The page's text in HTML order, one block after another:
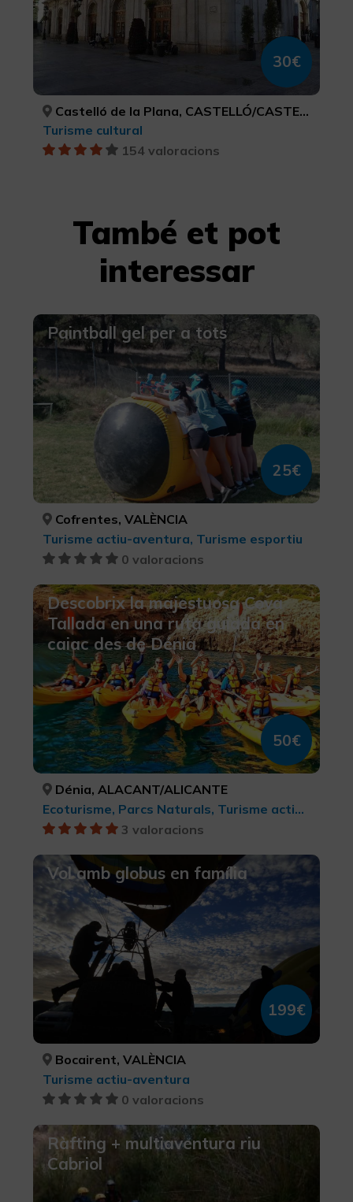
30€
Castelló de la Plana, CASTELLÓ/CASTELLÓN
Turisme cultural
154 valoracions
També et pot
interessar
Paintball gel per a tots
25€
Cofrentes, VALÈNCIA
Turisme actiu-aventura, Turisme esportiu
0 valoracions
Descobrix la majestuosa Cova
Tallada en una ruta guiada en
caiac des de Dénia
50€
Dénia, ALACANT/ALICANTE
Ecoturisme, Parcs Naturals, Turisme actiu-aventura, Turisme esportiu
3 valoracions
Vol amb globus en família
199€
Bocairent, VALÈNCIA
Turisme actiu-aventura
0 valoracions
Ràfting + multiaventura riu
Cabriol